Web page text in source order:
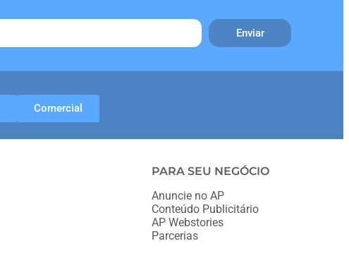
Enviar
Comercial
PARA SEU NEGÓCIO
Anuncie no AP
Conteúdo Publicitário
AP Webstories
Parcerias